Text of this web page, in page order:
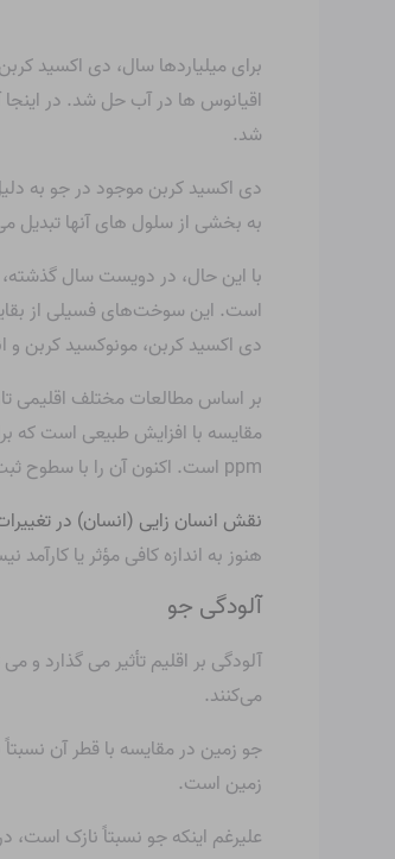
برای میلیاردها سال، دی اکسید
اقیانوس ها در آب حل شد. در
شد.
دی اکسید کربن موجود در جو به
به بخشی از سلول های آنها تبدیل
با این حال، در دویست سال
است. این سوخت‌های فسیلی از
دی اکسید کربن، مونوکسید کربن و
بر اساس مطالعات مختلف اقلیمی
ppm است. اکنون آن را با سطوح ثبت شده در دوره 20000 ساله مقایسه کنید، جایی که سطح CO
نقش انسان زایی (انسان) در
هنوز به اندازه کافی مؤثر یا
آلودگی جو
آلودگی بر اقلیم تأثیر می گذارد و
می‌کنند.
زمین است.
علیرغم اینکه جو نسبتاً نازک است،